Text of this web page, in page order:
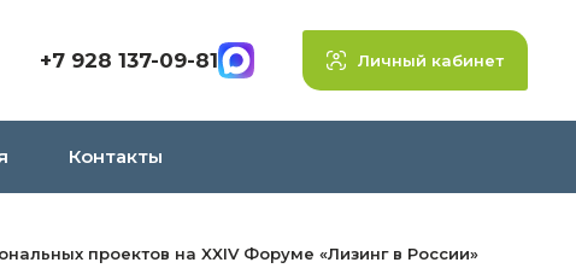
+7 928 137-09-81 Личный кабинет
Контакты
проектов на XXIV Форуме «Лизинг в России»